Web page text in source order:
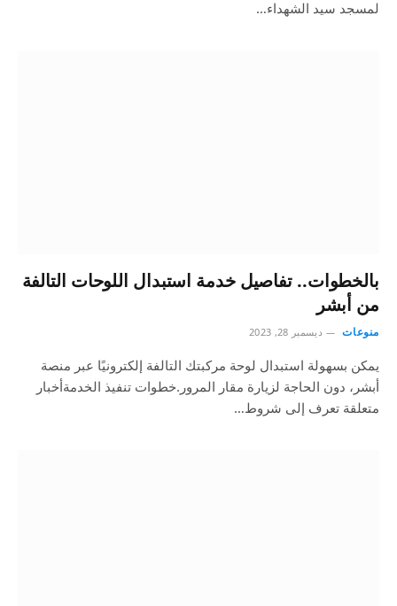
لمسجد سيد الشهداء‬⁩…
بالخطوات.. تفاصيل خدمة استبدال اللوحات التالفة
من أبشر
منوعات ديسمبر 28, 2023
يمكن بسهولة استبدال لوحة مركبتك التالفة إلكترونيًا عبر منصة
أبشر، دون الحاجة لزيارة مقار المرور.خطوات تنفيذ الخدمةأخبار
متعلقة تعرف إلى شروط…